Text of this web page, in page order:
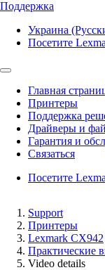
Поддержка
Украина
Посетите
Главная
Принтеры
Поддержка
Драйверы и
Гарантия и
Связаться
Посетите
Support
Принтеры
Lexmark CX942
Практические
Video details